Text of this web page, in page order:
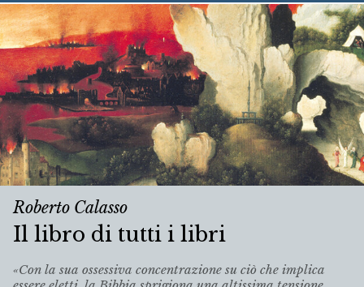
Roberto Calasso
Il libro di tutti i libri
«Con la sua ossessiva concentrazione su ciò che implica